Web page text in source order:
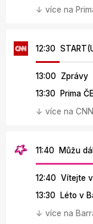
↓ více na
12:30
13:00 Zprávy
13:30 Prima
↓ více na
11:40 Můžu
12:40 Vítejte
13:30 Léto v
↓ více na